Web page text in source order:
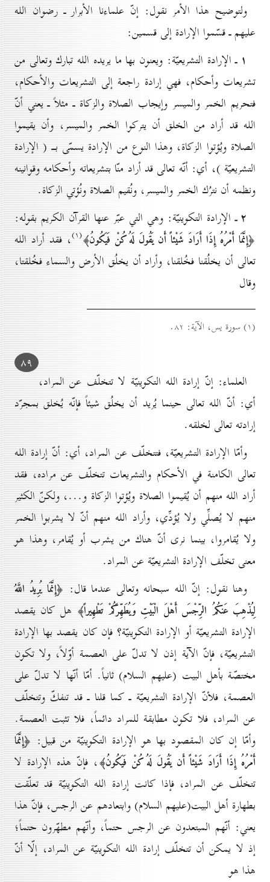
ولتوضيح هذا الأمر نقول: إنّ علماءنا الأبرار ـ رضوان الله
عليهم ـ قسّموا الإرادة إلى قسمين:
۱ ـ الإرادة التشريعيّة: ويعنون بها ما يريده الله تبارك وتعالى من
تشريعات وأحكام، فهي إرادة راجعة إلى التشريعات والأحكام،
فتحريم الخمر والميسر وإيجاب الصلاة والزكاة ـ مثلاً ـ يعني أنّ
الله قد أراد من الخلق أن يتركوا الخمر والميسر، وأن يقيموا
الصلاة ويُؤتوا الزكاة، وهذا النوع من الإرادة يسمّى بــ ( الإرادة
التشريعيّة )، أي: أنّه تعالى قد أراد منّا بتشريعاته وأحكامه وقوانينه
ونظمه أن نترُك الخمر والميسر، ونُقيم الصلاة ونُؤتي الزكاة.
۲ ـ الإرادة التكوينيّة: وهي التي عبّر عنها القرآن الكريم بقوله:
﴿إِنَّمَا أَمْرُهُ إِذَا أَرَادَ شَيْئاً أَن يَقُولَ لَهُ كُنْ فَيَكُونُ﴾(۱) ، فقد أراد الله
تعالى أن يخلُقنا فخُلقنا، وأراد أن يخلُق الأرض والسماء فخُلقتا،
وقال
(۱) سورة يس، الآية: ۸۲.
۸۹
العلماء: إنّ إرادة الله التكوينيّة لا تتخلّف عن المراد،
أي: أنّ الله تعالى حينما يُريد أن يخلُق شيئاً فإنّه يُخلق بمجرّد
إرادته تعالى لخلقه.
وأمّا الإرادة التشريعيّة، فتتخلّف عن المراد، أي: أنّ إرادة الله
تعالى الكامنة في الأحكام والتشريعات تتخلّف عن مراده، فقد
أراد الله منهم أن يُقيموا الصلاة ويُؤتوا الزكاة و...، ولكنّ الكثير
منهم لا يُصلِّي ولا يُؤدِّي، وأراد الله منهم أنّ لا يشربوا الخمر
ولا يُقامروا، بينما نرى أنّ هناك من يشرب أو يُقامر، وهذا هو
معنى تخلّف الإرادة التشريعيّة عن المراد.
وهنا نقول: إنّ الله سبحانه وتعالى عندما قال: ﴿إِنَّمَا يُرِيدُ اللَّهُ
لِيُذْهِبَ عَنكُمُ الرِّجْسَ أَهْلَ الْبَيْتِ وَيُطَهِّرَكُمْ تَطْهِيراً﴾ هل كان يقصد
الإرادة التشريعيّة أو الإرادة التكوينيّة؟ فإن كان يقصد بها الإرادة
التشريعيّة، فإنّ الآية إذن لا تدلّ على العصمة أوّلاً، ولا تكون
مختصّة بأهل البيت (عليهم السلام) ثانياً. أمّا أنّها لا تدلّ على
العصمة، فلأنّ الإرادة التشريعيّة ـ كما قلنا ـ قد تنفكّ وتتخلّف
عن المراد، فلا تكون مطابقة للمراد دائماً، فلا تثبت العصمة.
وأمّا إن كان المقصود بها هو الإرادة التكوينيّة من قبيل:﴿إِنَّمَا
أَمْرُهُ إِذَا أَرَادَ شَيْئاً أَن يَقُولَ لَهُ كُنْ فَيَكُونُ﴾، فإنّ هذه الإرادة لا
تتخلّف عن المراد، فإذا كانت إرادة الله التكوينيّة قد تعلّقت
بطهارة أهل البيت(عليهم السلام) وابتعادهم عن الرجس، فإنّ هذا
يعني: أنّهم المبتعدون عن الرجس حتماً، وأنّهم مطهّرون حتماً؛
إذ لا يمكن أن تتخلّف إرادة الله التكوينيّة عن المراد، إلّا أنّ
هذا هو